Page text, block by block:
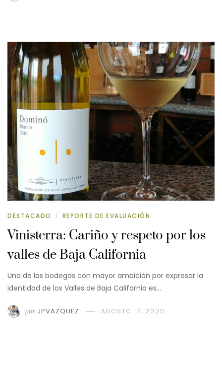
DESTACADO / REPORTE DE EVALUACIÓN
Vinisterra: Cariño y respeto por los
valles de Baja California
Una de las bodegas con mayor ambición por expresar la
identidad de los Valles de Baja California es…
por JPVAZQUEZ AGOSTO 17, 2020